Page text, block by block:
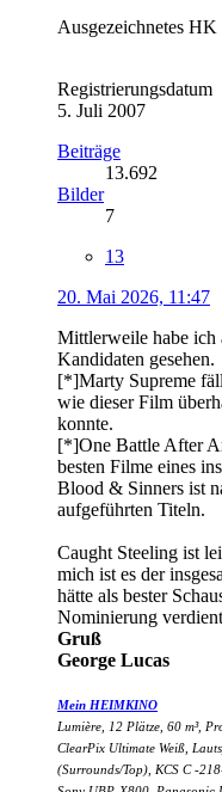
Ausgezeichnetes HK
Registrierungsdatum
5. Juli 2007
Beiträge
13.692
Bilder
7
13
20. Mai 2026, 11:47
Mittlerweile habe ich
Kandidaten gesehen.
[*]Marty Supreme
wie dieser Film
konnte.
[*]One Battle After
besten Filme eines
Blood & Sinners ist
aufgeführten Titeln.
Caught Steeling ist
mich ist es der
hätte als bester
Nominierung
Gruß
George Lucas
Mein HEIMKINO
Lumière, 12 Plätze, 60 m³,
ClearPix Ultimate Weiß,
(Surrounds/Top), KCS C -